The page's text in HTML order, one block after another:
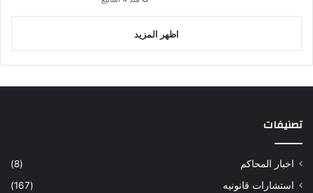
اظهر المزيد
تصنيفات
اخبار المحاكم
(8)
استشارات قانونيه
(167)